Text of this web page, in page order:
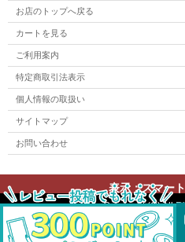
お店のトップへ戻る
カートを見る
ご利用案内
特定商取引法表示
個人情報の取扱い
サイトマップ
お問い合わせ
表示：スマート
Copyright (C) All